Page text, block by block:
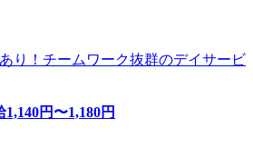
り！チームワーク抜群のデイサービ
1,140円〜1,180円